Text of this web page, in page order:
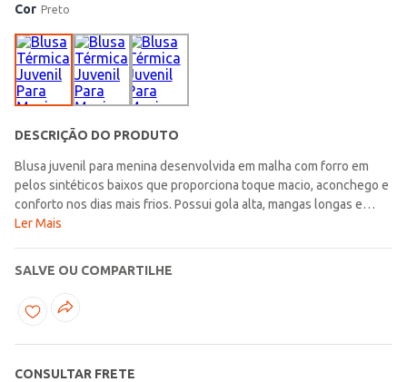
Cor Preto
DESCRIÇÃO DO PRODUTO
Blusa juvenil para menina desenvolvida em malha com forro em
pelos sintéticos baixos que proporciona toque macio, aconchego e
conforto nos dias mais frios. Possui gola alta, mangas longas e
acabamentos simples que garantem praticidade e versatilidade
adaptação e um visual moderno para diferentes combinações do
dia a dia. Uma peça básica e confortável, perfeita para manter o
bem-estar e complementar looks estilosos em diversas
Ler Mais
SALVE OU COMPARTILHE
CONSULTAR FRETE